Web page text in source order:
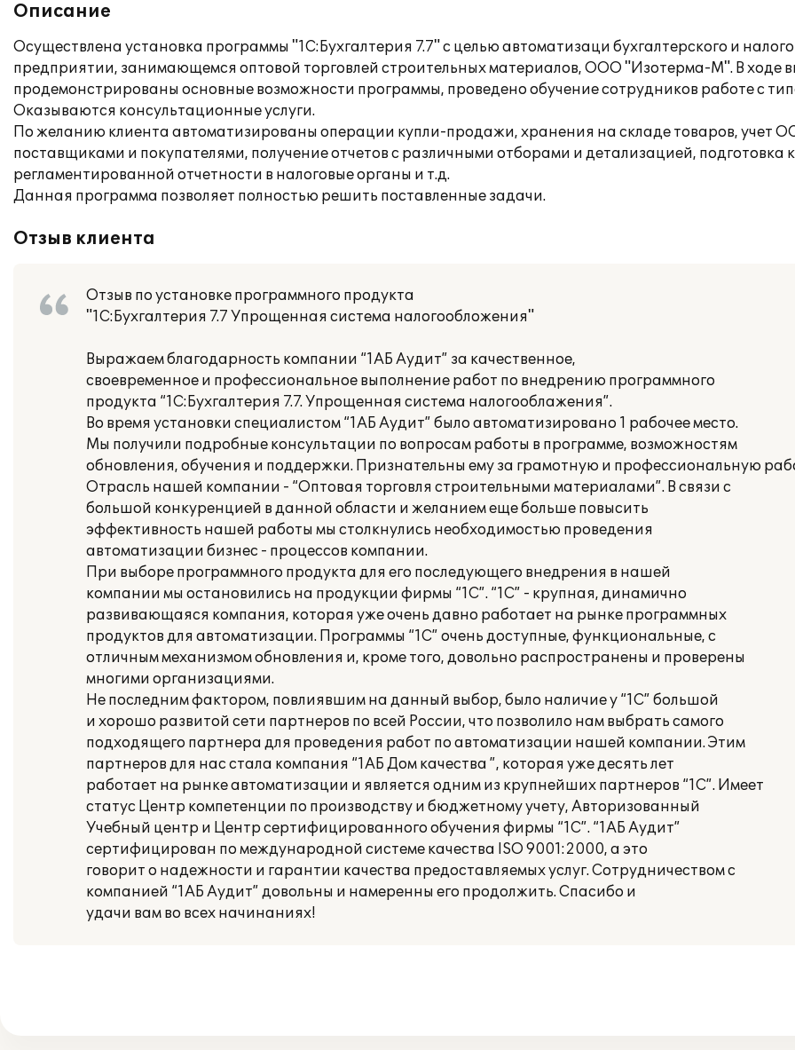
Описание
Осуществлена установка программы "1C:Бухгалтерия 7.7" с целью автоматизаци бухгалтерского и
предприятии, занимающемся оптовой торговлей строительных материалов, ООО "Изотерма-М". В ходе
продемонстрированы основные возможности программы, проведено обучение сотрудников работе с
Оказываются консультационные услуги.
По желанию клиента автоматизированы операции купли-продажи, хранения на складе товаров, учет
поставщиками и покупателями, получение отчетов с различными отборами и детализацией, подготовка
регламентированной отчетности в налоговые органы и т.д.
Данная программа позволяет полностью решить поставленные задачи.
Отзыв клиента
Отзыв по установке программного продукта
"1С:Бухгалтерия 7.7 Упрощенная система налогообложения"
Выражаем благодарность компании “1АБ Аудит” за качественное,
своевременное и профессиональное выполнение работ по внедрению программного
продукта “1С:Бухгалтерия 7.7. Упрощенная система налогооблажения”.
Во время установки специалистом “1АБ Аудит” было автоматизировано 1 рабочее место.
Мы получили подробные консультации по вопросам работы в программе, возможностям
обновления, обучения и поддержки. Признательны ему за грамотную и профессиональную
Отрасль нашей компании - “Оптовая торговля строительными материалами”. В связи с
большой конкуренцией в данной области и желанием еще больше повысить
эффективность нашей работы мы столкнулись необходимостью проведения
автоматизации бизнес - процессов компании.
При выборе программного продукта для его последующего внедрения в нашей
компании мы остановились на продукции фирмы “1С”. “1С” - крупная, динамично
развивающаяся компания, которая уже очень давно работает на рынке программных
продуктов для автоматизации. Программы “1С” очень доступные, функциональные, с
отличным механизмом обновления и, кроме того, довольно распространены и проверены
многими организациями.
Не последним фактором, повлиявшим на данный выбор, было наличие у “1С” большой
и хорошо развитой сети партнеров по всей России, что позволило нам выбрать самого
подходящего партнера для проведения работ по автоматизации нашей компании. Этим
партнеров для нас стала компания “1АБ Дом качества ”, которая уже десять лет
работает на рынке автоматизации и является одним из крупнейших партнеров “1С”. Имеет
статус Центр компетенции по производству и бюджетному учету, Авторизованный
Учебный центр и Центр сертифицированного обучения фирмы “1С”. “1АБ Аудит”
сертифицирован по международной системе качества ISO 9001:2000, а это
говорит о надежности и гарантии качества предоставляемых услуг. Сотрудничеством с
компанией “1АБ Аудит” довольны и намеренны его продолжить. Спасибо и
удачи вам во всех начинаниях!